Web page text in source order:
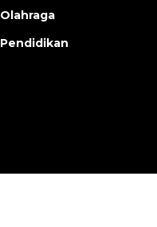
Olahraga
Pendidikan